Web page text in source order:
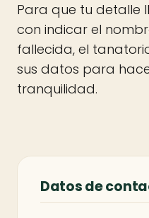
Para que tu detalle
con indicar el
fallecida, el
sus datos para
tranquilidad.
Datos de